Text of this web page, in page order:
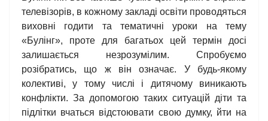
телевізорів, в кожному закладі освіти проводяться
виховні годити та тематичні уроки на тему
«Булінг», проте для багатьох цей термін досі
залишається незрозумілим. Спробуємо
розібратись, що ж він означає. У будь-якому
колективі, у тому числі і дитячому виникають
конфлікти. За допомогою таких ситуацій діти та
підлітки вчаться відстоювати свою думку, йти на